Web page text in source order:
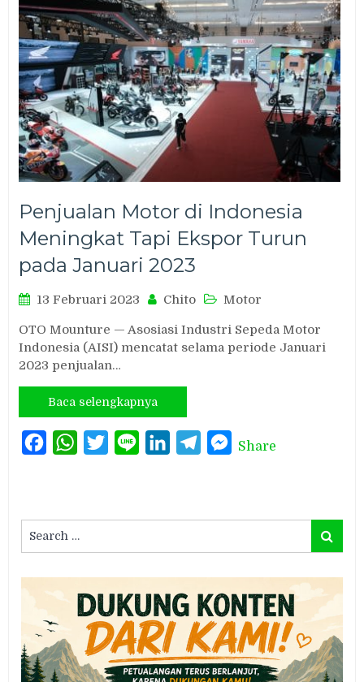
Penjualan Motor di Indonesia
Meningkat Tapi Ekspor Turun
pada Januari 2023
13 Februari 2023 Chito Motor
OTO Mounture — Asosiasi Industri Sepeda Motor
Indonesia (AISI) mencatat selama periode Januari
2023 penjualan…
Baca selengkapnya
FacebookWhatsAppTwitterLine LinkedInTelegramMessenger
Share
for:
Search